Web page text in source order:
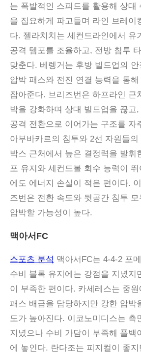
는 폭발적인 스피드를 활용해 상대
을 집요하게 파고들며 라인 브레이
다. 젤라치치는 세컨드라인에서 유
공격 템포를 조율하고, 전방 침투
맞춘다. 베렝거는 후방 빌드업의
압박 패스와 전진 연결 능력을 통
잡아준다. 브리즈번은 하프라인 근
박을 강화하며 상대 빌드업을 끊고
공격 전환으로 이어가는 구조를 자
아부바카르의 침투와 2선 자원들의
박스 근처에서 높은 결정력을 발휘
포 유지와 세컨드볼 회수 능력이
에도 에너지 손실이 적은 편이다.
즈번은 전환 속도와 뒷공간 침투
압박할 가능성이 높다.
맥아서FC
스포츠 분석 맥아서FC는 4-4-2 포
수비 블록 유지에는 강점을 지녔지
이 부족한 편이다. 카세레스는 중
패스 배급을 담당하지만 강한 압박
도가 높아진다. 이코노미디스는 측
지녔으나 수비 가담이 부족해 풀백
에 놓인다. 란다조는 피지컬이 좋